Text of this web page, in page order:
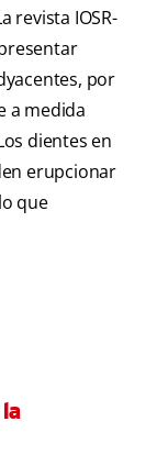
revista IOSR-
por
a medida
dientes en
erupcionar
que